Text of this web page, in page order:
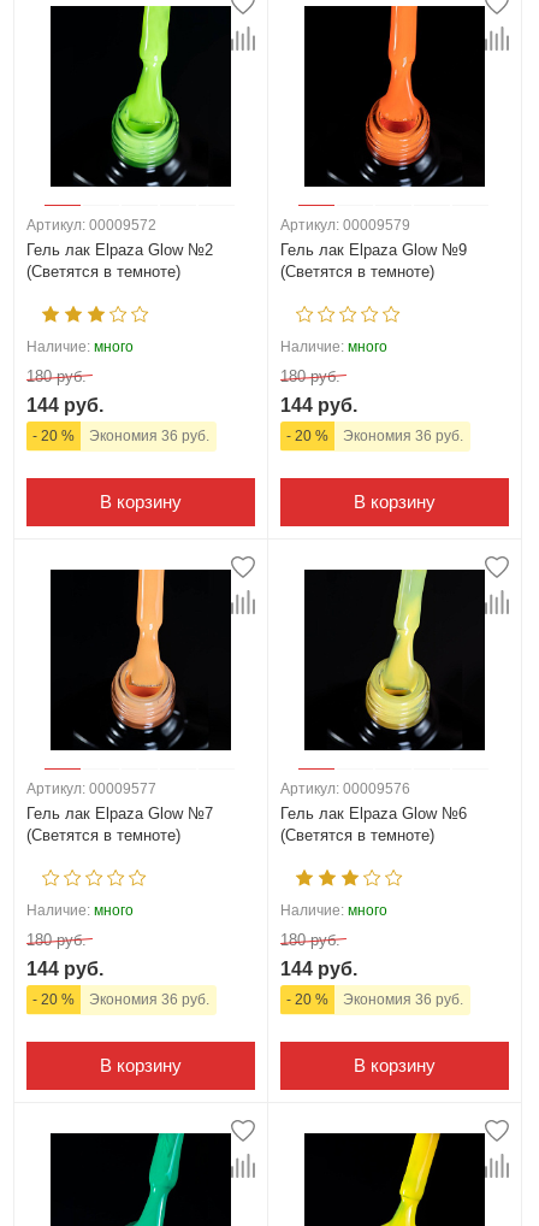
Артикул: 00009572
Гель лак Elpaza Glow №2
(Светятся в темноте)
Наличие: много
180 руб.
144 руб.
- 20 % Экономия 36 руб.
В корзину
Артикул: 00009579
Гель лак Elpaza Glow №9
(Светятся в темноте)
Наличие: много
180 руб.
144 руб.
- 20 % Экономия 36 руб.
В корзину
Артикул: 00009577
Гель лак Elpaza Glow №7
(Светятся в темноте)
Наличие: много
180 руб.
144 руб.
- 20 % Экономия 36 руб.
В корзину
Артикул: 00009576
Гель лак Elpaza Glow №6
(Светятся в темноте)
Наличие: много
180 руб.
144 руб.
- 20 % Экономия 36 руб.
В корзину